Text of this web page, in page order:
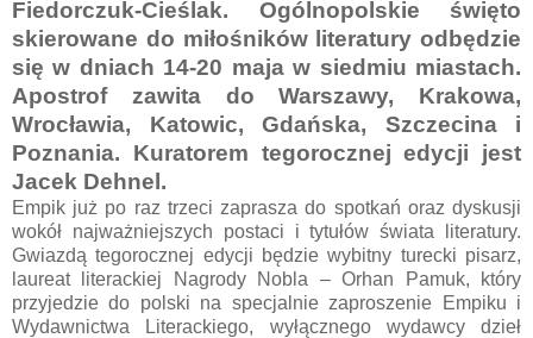
Fiedorczuk-Cieślak. Ogólnopolskie święto
skierowane do miłośników literatury odbędzie
się w dniach 14-20 maja w siedmiu miastach.
Apostrof zawita do Warszawy, Krakowa,
Wrocławia, Katowic, Gdańska, Szczecina i
Poznania. Kuratorem tegorocznej edycji jest
Jacek Dehnel.
Empik już po raz trzeci zaprasza do spotkań oraz dyskusji
wokół najważniejszych postaci i tytułów świata literatury.
Gwiazdą tegorocznej edycji będzie wybitny turecki pisarz,
laureat literackiej Nagrody Nobla – Orhan Pamuk, który
przyjedzie do polski na specjalnie zaproszenie Empiku i
Wydawnictwa Literackiego, wyłącznego wydawcy dzieł